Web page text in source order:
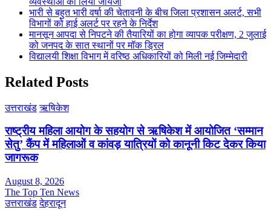
भारी से बहुत भारी वर्षा की चेतावनी के बीच जिला प्रशासन अलर्ट, सभी
विभागों को हाई अलर्ट पर रहने के निर्देश
मानसून आपदा से निपटने की तैयारियों का होगा व्यापक परीक्षण, 2 जुलाई
को जनपद के सात स्थानों पर मॉक ड्रिल
विद्यालयी शिक्षा विभाग में वरिष्ठ अधिकारियों को मिली नई जिम्मेदारी
Related Posts
उत्तराखंड ऋषिकेश
राष्ट्रीय महिला आयोग के सहयोग से ऋषिकेश में आयोजित ‘सम्मान
सेतु’ कैंप में महिलाओं व कांवड़ यात्रियों को कानूनी किट देकर किया
जागरूक
August 8, 2026
The Top Ten News
उत्तराखंड देहरादून